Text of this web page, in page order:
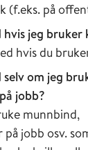
(f.eks. på
jeg
hvis du
om jeg
jobb?
munnbind,
jobb osv.